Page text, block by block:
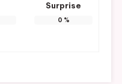
Surprise
0 %